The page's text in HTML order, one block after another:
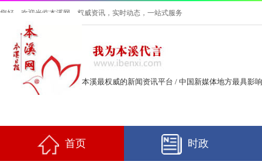
您好，欢迎光临本溪网，权威资讯，实时动态，一站式服务
本溪最权威的新闻资讯平台 / 中国新媒体地方最具影
首页 时政